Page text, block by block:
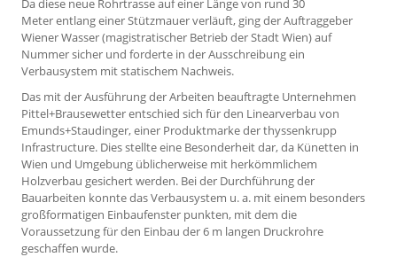
Da diese neue Rohrtrasse auf einer Länge von rund 30
Meter entlang einer Stützmauer verläuft, ging der Auftraggeber
Wiener Wasser (magistratischer Betrieb der Stadt Wien) auf
Nummer sicher und forderte in der Ausschreibung ein
Verbausystem mit statischem Nachweis.
Das mit der Ausführung der Arbeiten beauftragte Unternehmen
Pittel+Brausewetter entschied sich für den Linearverbau von
Emunds+Staudinger, einer Produktmarke der thyssenkrupp
Infrastructure. Dies stellte eine Besonderheit dar, da Künetten in
Wien und Umgebung üblicherweise mit herkömmlichem
Holzverbau gesichert werden. Bei der Durchführung der
Bauarbeiten konnte das Verbausystem u. a. mit einem besonders
großformatigen Einbaufenster punkten, mit dem die
Voraussetzung für den Einbau der 6 m langen Druckrohre
geschaffen wurde.